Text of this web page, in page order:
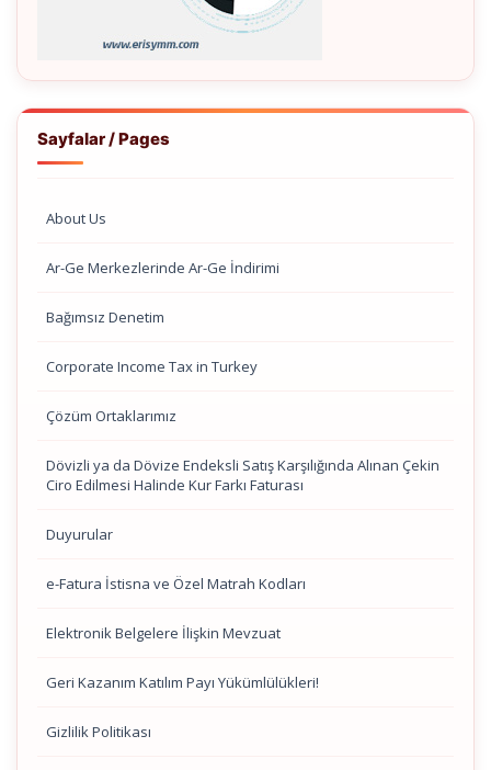
Sayfalar / Pages
About Us
Ar-Ge Merkezlerinde Ar-Ge İndirimi
Bağımsız Denetim
Corporate Income Tax in Turkey
Çözüm Ortaklarımız
Dövizli ya da Dövize Endeksli Satış Karşılığında Alınan Çekin
Ciro Edilmesi Halinde Kur Farkı Faturası
Duyurular
e-Fatura İstisna ve Özel Matrah Kodları
Elektronik Belgelere İlişkin Mevzuat
Geri Kazanım Katılım Payı Yükümlülükleri!
Gizlilik Politikası